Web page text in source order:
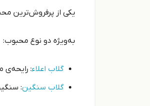
یکی از پرفروش‌ترین
به‌ویژه دو نوع محبوب:
گلاب اعلاء: رایحه‌ی
گلاب سنگین: